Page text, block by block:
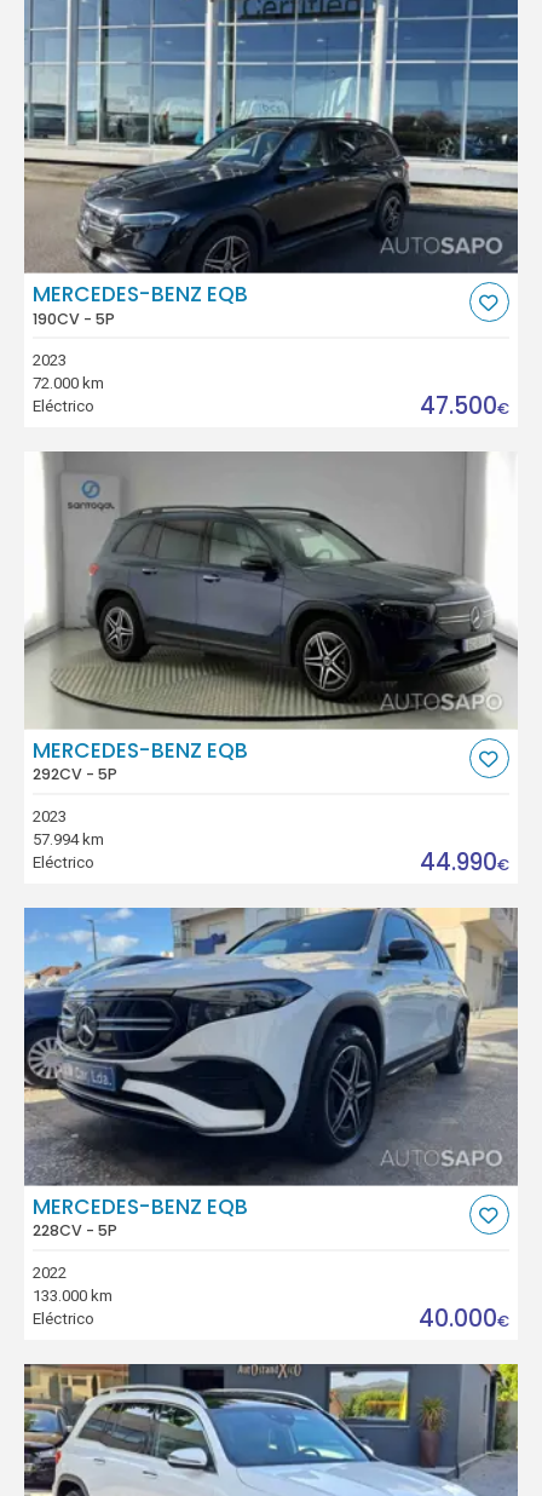
MERCEDES-BENZ EQB
190CV - 5P
2023
72.000 km
Eléctrico
47.500€
MERCEDES-BENZ EQB
292CV - 5P
2023
57.994 km
Eléctrico
44.990€
MERCEDES-BENZ EQB
228CV - 5P
2022
133.000 km
Eléctrico
40.000€